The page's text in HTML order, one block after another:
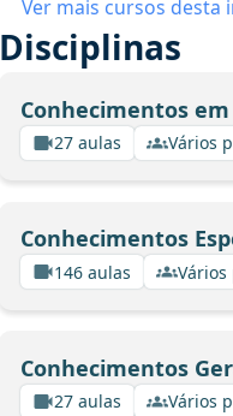
Ver mais cursos desta
Disciplinas
Conhecimentos
27 aulas Vários
Conhecimentos
146 aulas Vários
Conhecimentos
27 aulas Vários